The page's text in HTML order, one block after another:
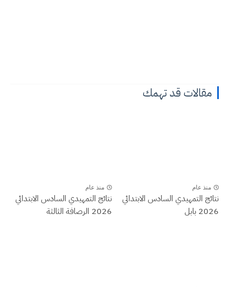
مقالات قد تهمك
منذ عام
نتائج التمهيدي السادس الابتدائي
2026 بابل
منذ عام
نتائج التمهيدي السادس الابتدائي
2026 الرصافة الثالثة